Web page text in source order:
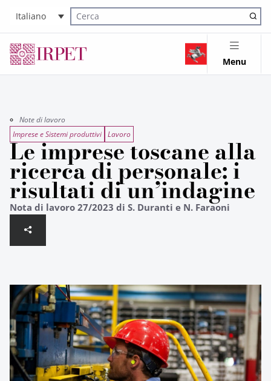
Italiano
Cerca nel sito
Menu
Note di lavoro
Imprese e Sistemi produttivi Lavoro
Le imprese toscane alla
ricerca di personale: i
risultati di un’indagine
Nota di lavoro 27/2023 di S. Duranti e N. Faraoni